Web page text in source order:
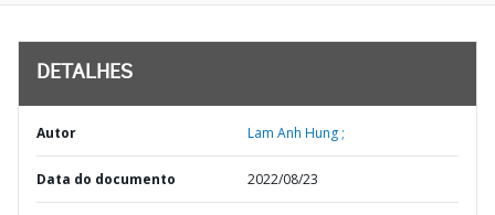
DETALHES
Autor Lam Anh Hung ;
Data do documento 2022/08/23